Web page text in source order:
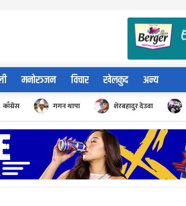
मनोरञ्जन विचार खेलकुद अन्य
काँग्रेस गगन थापा शेरबहादुर देउवा